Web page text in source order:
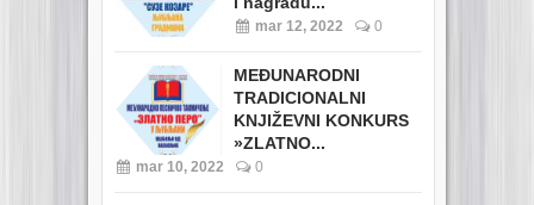
mar 12, 2022 0
MEĐUNARODNI
TRADICIONALNI
KNJIŽEVNI KONKURS
»ZLATNO...
mar 10, 2022 0